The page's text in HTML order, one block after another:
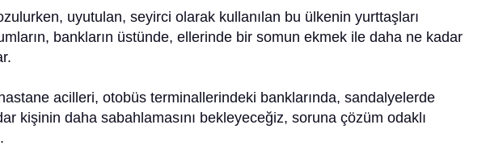
uyutulan, seyirci olarak kullanılan bu ülkenin yurttaşları
bankların üstünde, ellerinde bir somun ekmek ile daha ne kadar
acilleri, otobüs terminallerindeki banklarında, sandalyelerde
kişinin daha sabahlamasını bekleyeceğiz, soruna çözüm odaklı